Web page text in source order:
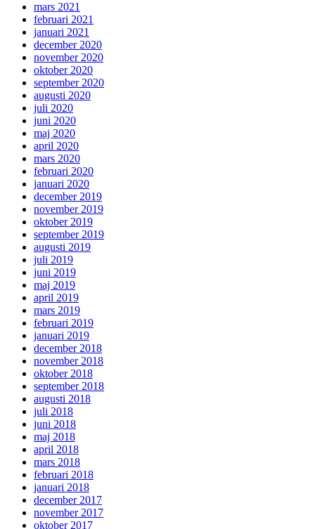
mars 2021
februari 2021
januari 2021
december 2020
november 2020
oktober 2020
september 2020
augusti 2020
juli 2020
juni 2020
maj 2020
april 2020
mars 2020
februari 2020
januari 2020
december 2019
november 2019
oktober 2019
september 2019
augusti 2019
juli 2019
juni 2019
maj 2019
april 2019
mars 2019
februari 2019
januari 2019
december 2018
november 2018
oktober 2018
september 2018
augusti 2018
juli 2018
juni 2018
maj 2018
april 2018
mars 2018
februari 2018
januari 2018
december 2017
november 2017
oktober 2017